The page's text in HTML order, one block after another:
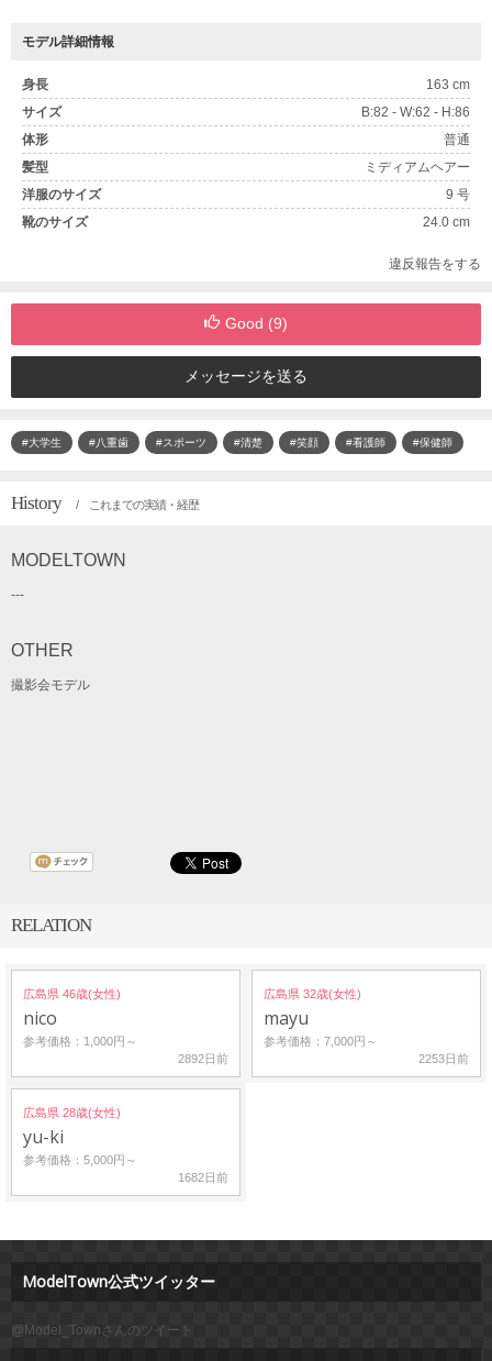
モデル詳細情報
身長
163 cm
サイズ
B:82 - W:62 - H:86
体形
普通
髪型
ミディアムヘアー
洋服のサイズ
9 号
靴のサイズ
24.0 cm
違反報告をする
Good (9)
メッセージを送る
#大学生 #八重歯 #スポーツ #清楚 #笑顔 #看護師 #保健師
History / これまでの実績・経歴
MODELTOWN
---
OTHER
撮影会モデル
RELATION
広島県 46歳(女性)
nico
参考価格：1,000円～
2892日前
広島県 32歳(女性)
mayu
参考価格：7,000円～
2253日前
広島県 28歳(女性)
yu-ki
参考価格：5,000円～
1682日前
ModelTown公式ツイッター
@Model_Townさんのツイート